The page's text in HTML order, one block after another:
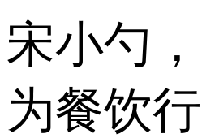
宋小勺
为餐饮